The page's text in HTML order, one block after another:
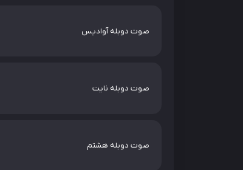
صوت دوبله آوادیس
صوت دوبله نایت
صوت دوبله هشتم